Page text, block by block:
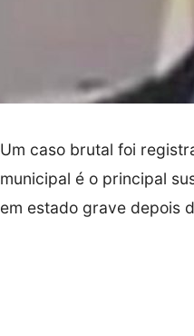
Um caso brutal foi
municipal é o principal
em estado grave depois